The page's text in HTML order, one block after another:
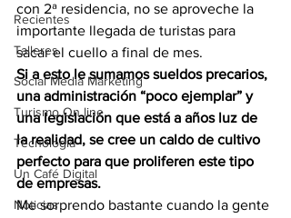
Recientes
Talleres
Social Media Marketing
Turismo On line
Tecnología
Un Café Digital
Noticias
con 2ª residencia, no se aproveche la
importante llegada de turistas para
sacar el cuello a final de mes.
Si a esto le sumamos sueldos precarios,
una administración “poco ejemplar” y
una legislación que está a años luz de
la realidad, se cree un caldo de cultivo
perfecto para que proliferen este tipo
de empresas.
Me sorprendo bastante cuando la gente